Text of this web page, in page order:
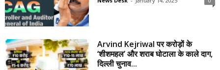
Arvind Kejriwal पर करोड़ों के
‘शीशमहल’ और शराब घोटाला के काले दाग,
दिल्ली चुनाव...